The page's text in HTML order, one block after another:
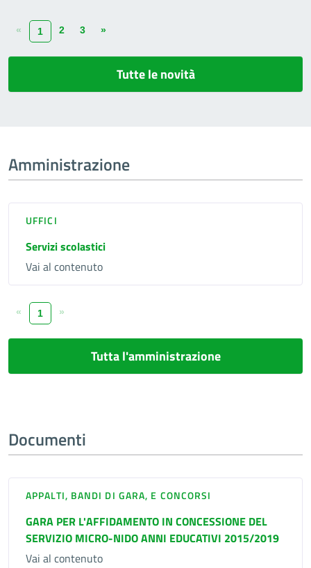
« 1 2 3 »
Tutte le novità
Amministrazione
UFFICI
Servizi scolastici
Vai al contenuto
« 1 »
Tutta l'amministrazione
Documenti
APPALTI, BANDI DI GARA, E CONCORSI
GARA PER L'AFFIDAMENTO IN CONCESSIONE DEL
SERVIZIO MICRO-NIDO ANNI EDUCATIVI 2015/2019
Vai al contenuto